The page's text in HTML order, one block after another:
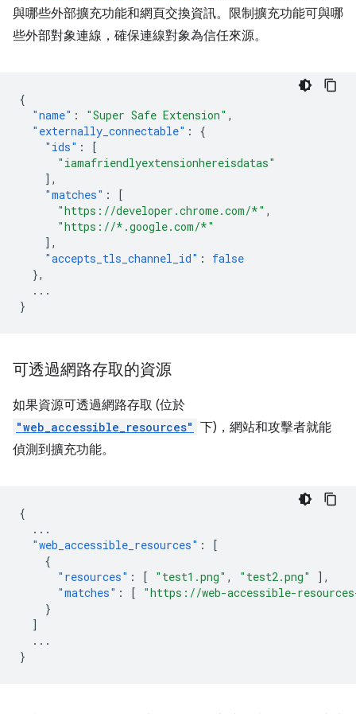
與哪些外部擴充功能和網頁交換資訊。限制擴充功能可與哪
些外部對象連線，確保連線對象為信任來源。
{
"name" : "Super Safe Extension" ,
"externally_connectable" :
{
"ids" :
[
"iamafriendlyextensionhereisdatas"
],
"matches" :
[
"https://developer.chrome.com/*" ,
"https://*.google.com/*"
],
"accepts_tls_channel_id" :
false
},
...
}
可透過網路存取的資源
如果資源可透過網路存取 (位於
"web_accessible_resources" 下)，網站和攻擊者就能
偵測到擴充功能。
{
...
"web_accessible_resources" :
[
{
"resources" : [ "test1.png" , "test2.png"
],
"matches" : [
"https://web-accessible-
}
]
...
}